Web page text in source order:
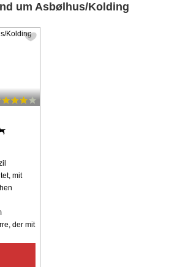
um Asbølhus/Kolding
mit
der mit